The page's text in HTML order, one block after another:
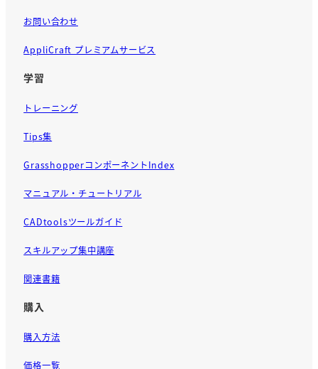
お問い合わせ
AppliCraft プレミアムサービス
学習
トレーニング
Tips集
GrasshopperコンポーネントIndex
マニュアル・チュートリアル
CADtoolsツールガイド
スキルアップ集中講座
関連書籍
購入
購入方法
価格一覧